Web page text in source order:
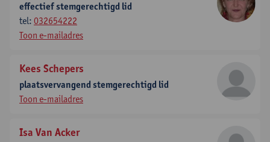
effectief stemgerechtigd lid
tel: 032654222
Toon e-mailadres
Kees Schepers
plaatsvervangend stemgerechtigd lid
Toon e-mailadres
Isa Van Acker